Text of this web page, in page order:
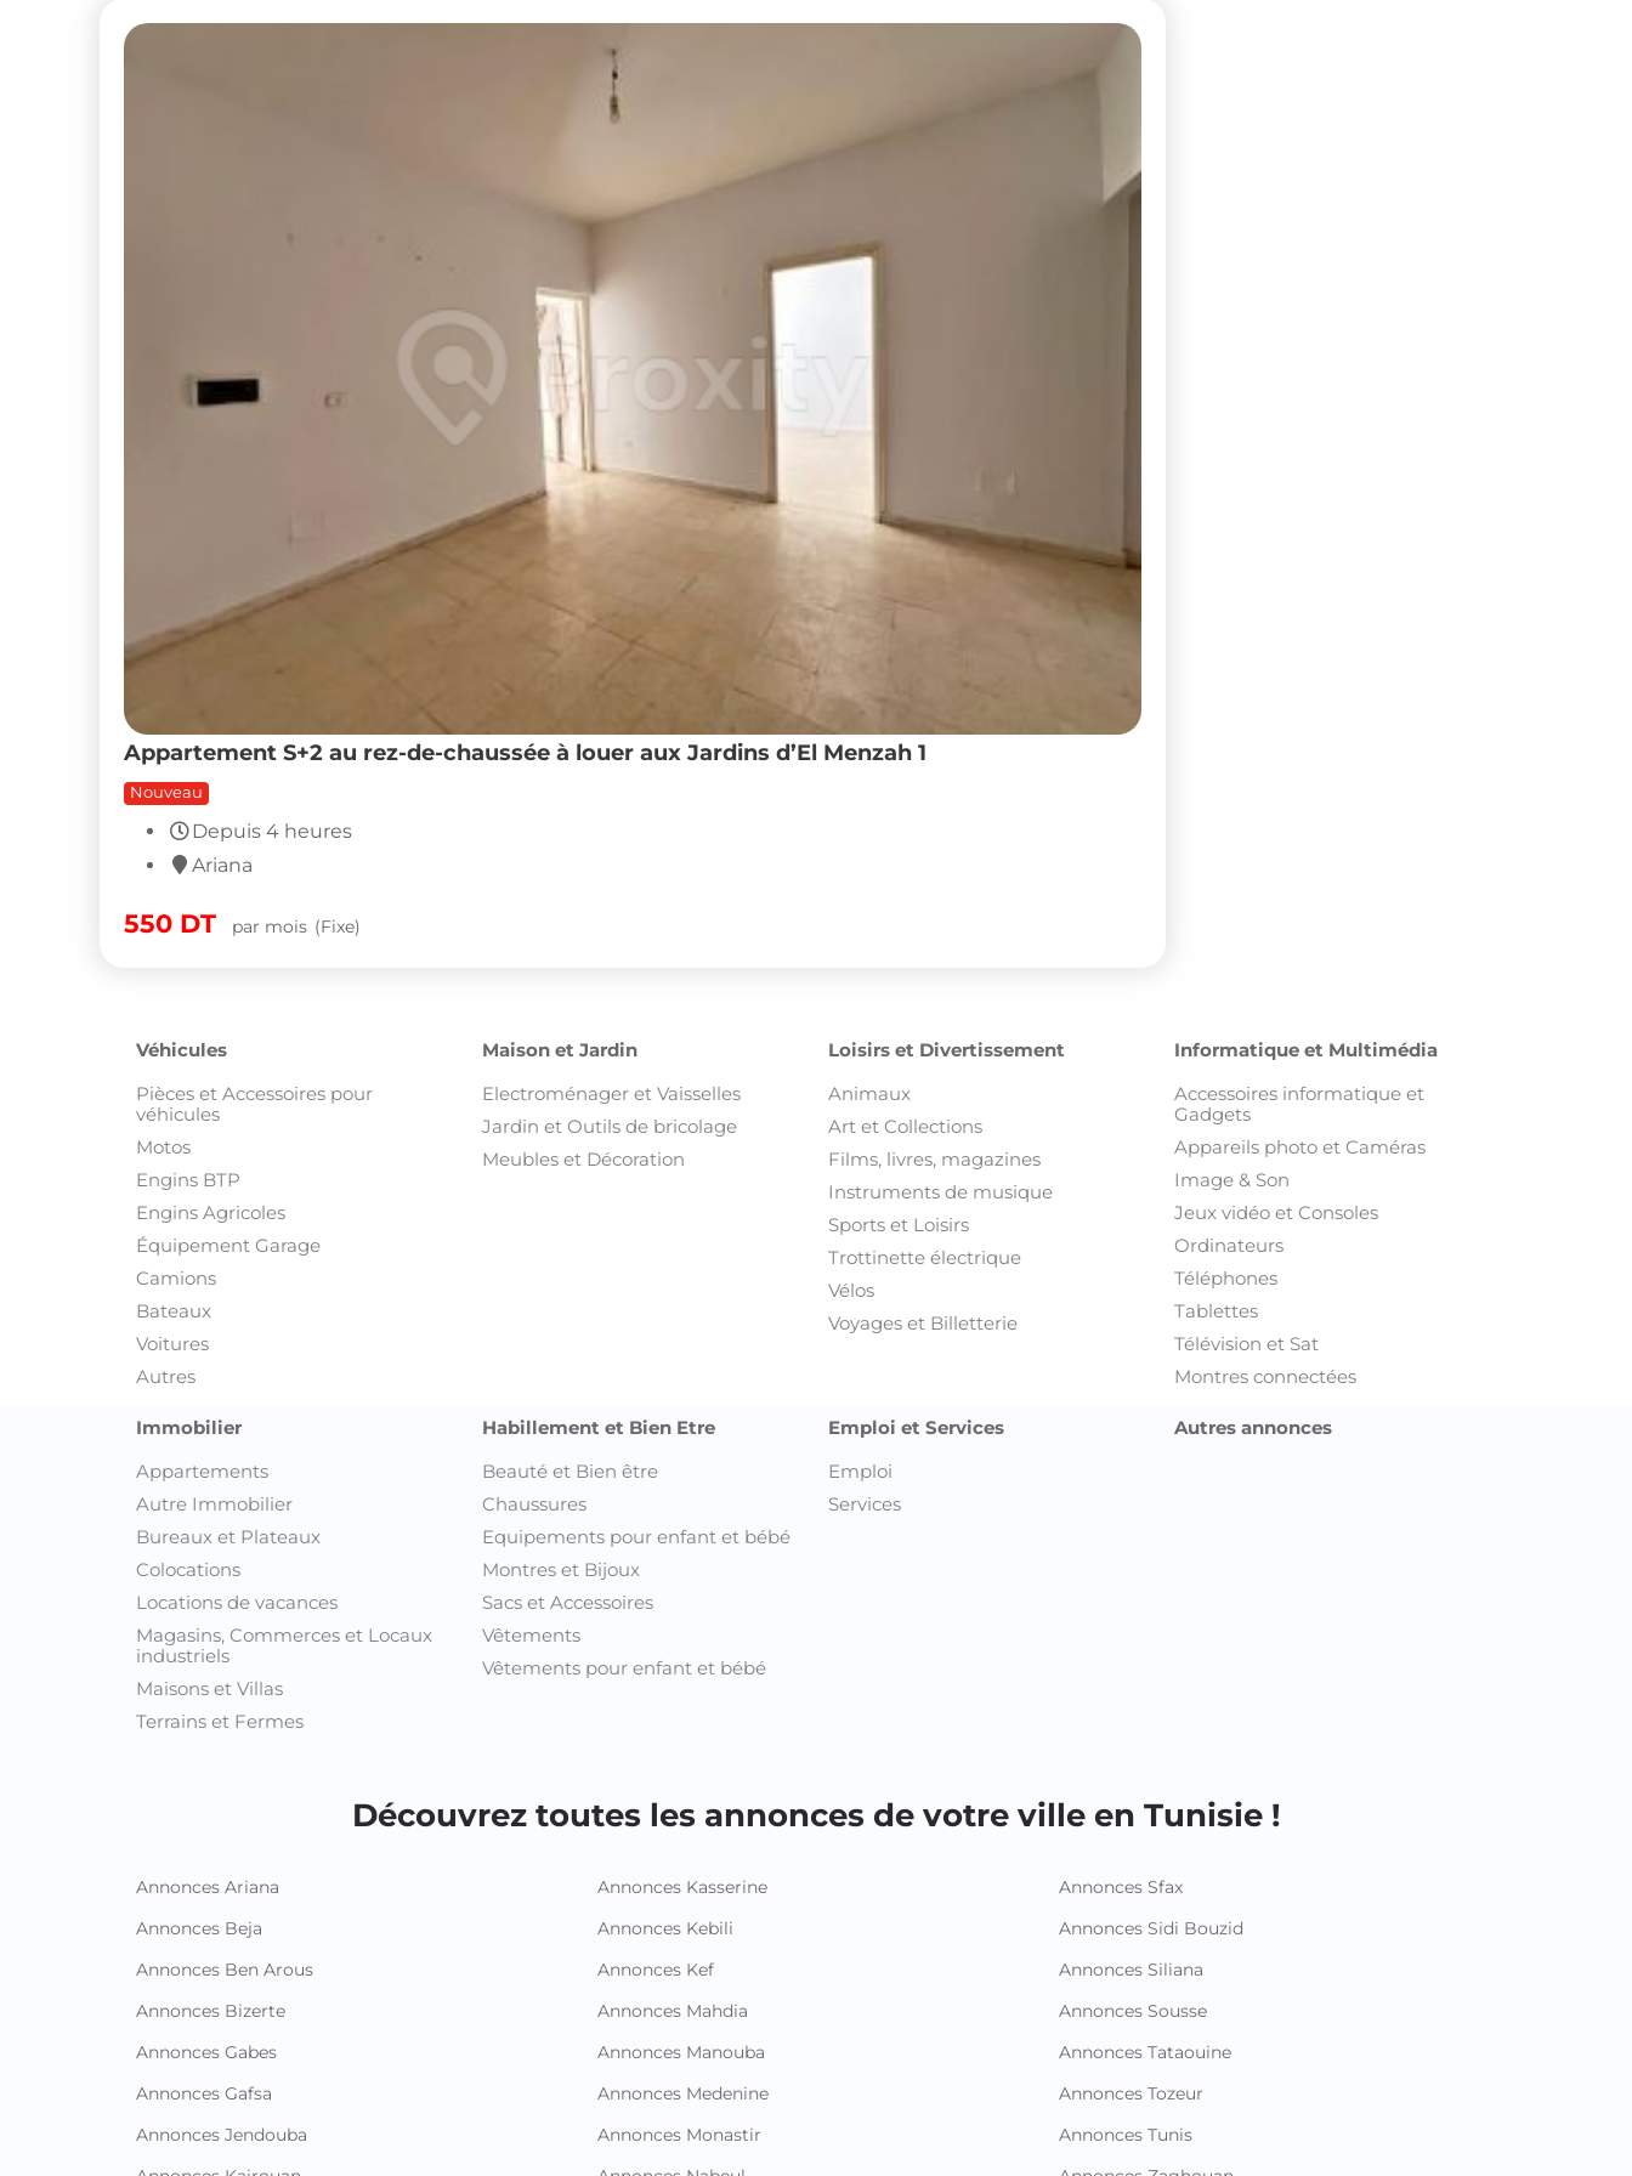
Appartement S+2 au rez-de-chaussée à louer aux Jardins d’El Menzah 1
Nouveau
Depuis 4 heures
Ariana
550 DT par mois (Fixe)
Véhicules
Pièces et Accessoires pour
véhicules
Motos
Engins BTP
Engins Agricoles
Équipement Garage
Camions
Bateaux
Voitures
Autres
Maison et Jardin
Electroménager et Vaisselles
Jardin et Outils de bricolage
Meubles et Décoration
Loisirs et Divertissement
Animaux
Art et Collections
Films, livres, magazines
Instruments de musique
Sports et Loisirs
Trottinette électrique
Vélos
Voyages et Billetterie
Informatique et Multimédia
Accessoires informatique et
Gadgets
Appareils photo et Caméras
Image & Son
Jeux vidéo et Consoles
Ordinateurs
Téléphones
Tablettes
Télévision et Sat
Montres connectées
Immobilier
Appartements
Autre Immobilier
Bureaux et Plateaux
Colocations
Locations de vacances
Magasins, Commerces et Locaux
industriels
Maisons et Villas
Terrains et Fermes
Habillement et Bien Etre
Beauté et Bien être
Chaussures
Equipements pour enfant et bébé
Montres et Bijoux
Sacs et Accessoires
Vêtements
Vêtements pour enfant et bébé
Emploi et Services
Emploi
Services
Autres annonces
Découvrez toutes les annonces de votre ville en Tunisie !
Annonces Ariana
Annonces Beja
Annonces Ben Arous
Annonces Bizerte
Annonces Gabes
Annonces Gafsa
Annonces Jendouba
Annonces Kasserine
Annonces Kebili
Annonces Kef
Annonces Mahdia
Annonces Manouba
Annonces Medenine
Annonces Monastir
Annonces Sfax
Annonces Sidi Bouzid
Annonces Siliana
Annonces Sousse
Annonces Tataouine
Annonces Tozeur
Annonces Tunis